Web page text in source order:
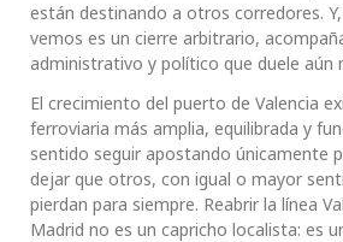
están destinando a otros corredores.
vemos es un cierre arbitrario,
administrativo y político que duele aún
El crecimiento del puerto de Valencia
ferroviaria más amplia, equilibrada y
sentido seguir apostando únicamente
dejar que otros, con igual o mayor
pierdan para siempre. Reabrir la línea
Madrid no es un capricho localista: es